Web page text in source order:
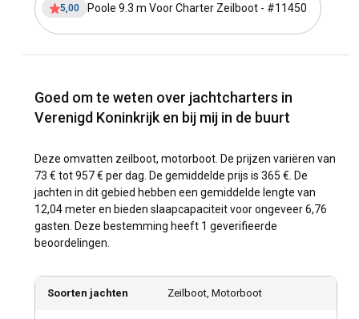
5,00 Poole 9.3 m Voor Charter Zeilboot - #11450
Goed om te weten over jachtcharters in
Verenigd Koninkrijk en bij mij in de buurt
Deze omvatten zeilboot, motorboot. De prijzen variëren van
73 € tot 957 € per dag. De gemiddelde prijs is 365 €. De
jachten in dit gebied hebben een gemiddelde lengte van
12,04 meter en bieden slaapcapaciteit voor ongeveer 6,76
gasten. Deze bestemming heeft 1 geverifieerde
beoordelingen.
Soorten jachten Zeilboot, Motorboot